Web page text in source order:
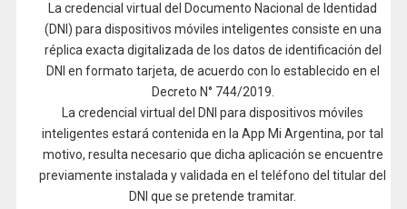
La credencial virtual del Documento Nacional de Identidad
(DNI) para dispositivos móviles inteligentes consiste en una
réplica exacta digitalizada de los datos de identificación del
DNI en formato tarjeta, de acuerdo con lo establecido en el
Decreto N° 744/2019.
La credencial virtual del DNI para dispositivos móviles
inteligentes estará contenida en la App Mi Argentina, por tal
motivo, resulta necesario que dicha aplicación se encuentre
previamente instalada y validada en el teléfono del titular del
DNI que se pretende tramitar.